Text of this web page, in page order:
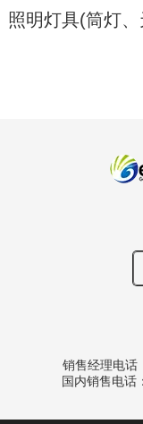
照明灯具(筒灯、
销售经理电话
国内销售电话